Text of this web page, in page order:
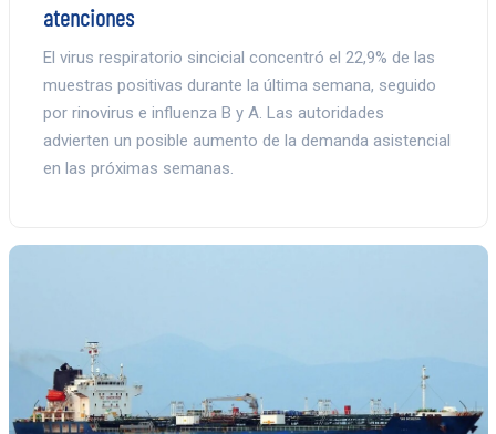
atenciones
El virus respiratorio sincicial concentró el 22,9% de las
muestras positivas durante la última semana, seguido
por rinovirus e influenza B y A. Las autoridades
advierten un posible aumento de la demanda asistencial
en las próximas semanas.